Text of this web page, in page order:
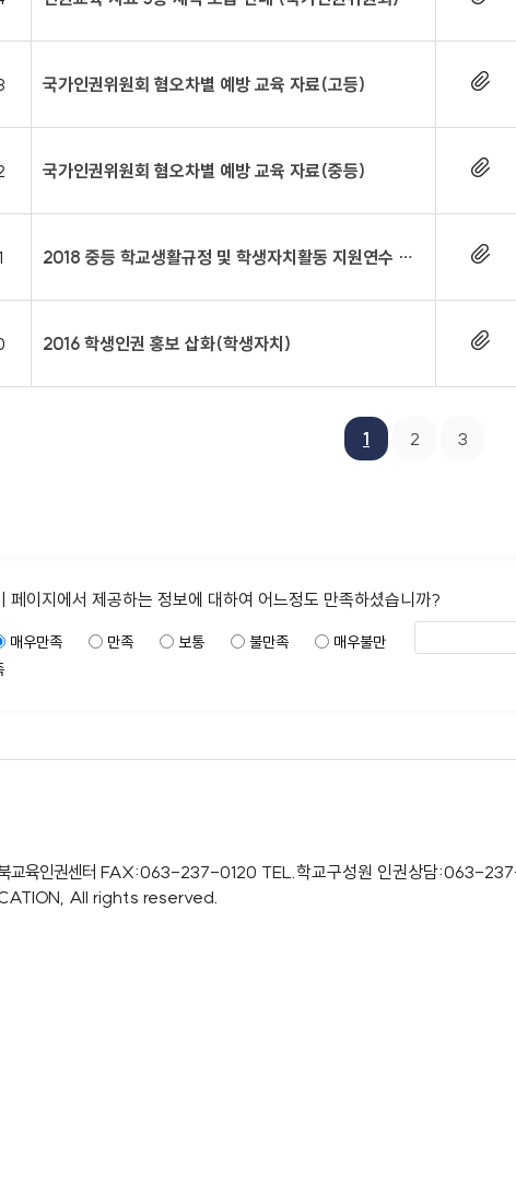
국가인권위원회 혐오차별 예방 교육 자료(고등)
국가인권위원회 혐오차별 예방 교육 자료(중등)
2018 중등 학교생활규정 및 학생자치활동 지원연수 자료집
2016 학생인권 홍보 삽화(학생자치)
1 2 3
페이지에서 제공하는 정보에 대하여 어느정도 만족하셨습니까?
매우만족 만족 보통 불만족
매우불만
교육인권센터 FAX:063-237-0120 TEL.학교구성원 인권상담:063-
All rights reserved.